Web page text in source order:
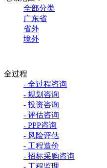
全部分类
广东省
省外
境外
全过程
- 全过程咨询
- 规划咨询
- 投资咨询
- 评估咨询
- PPP咨询
- 风险评估
- 工程造价
- 招标采购咨询
- 工程监理